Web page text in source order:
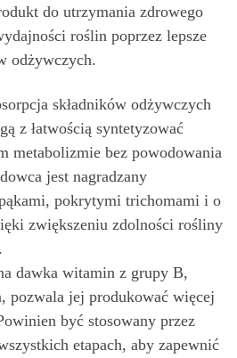
do utrzymania zdrowego
roślin poprzez lepsze
odżywczych.
składników odżywczych
z łatwością syntetyzować
metabolizmie bez powodowania
jest nagradzany
pokrytymi trichomami i o
zwiększeniu zdolności rośliny
dawka witamin z grupy B,
pozwala jej produkować więcej
być stosowany przez
etapach, aby zapewnić